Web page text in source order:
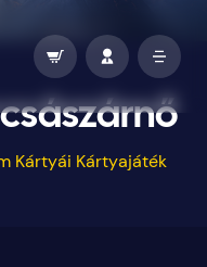
Kártyái Kártyajáték